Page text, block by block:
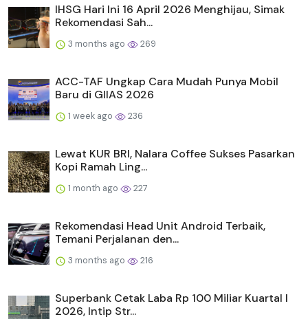
IHSG Hari Ini 16 April 2026 Menghijau, Simak
Rekomendasi Sah...
3 months ago 269
ACC-TAF Ungkap Cara Mudah Punya Mobil
Baru di GIIAS 2026
1 week ago 236
Lewat KUR BRI, Nalara Coffee Sukses Pasarkan
Kopi Ramah Ling...
1 month ago 227
Rekomendasi Head Unit Android Terbaik,
Temani Perjalanan den...
3 months ago 216
Superbank Cetak Laba Rp 100 Miliar Kuartal I
2026, Intip Str...